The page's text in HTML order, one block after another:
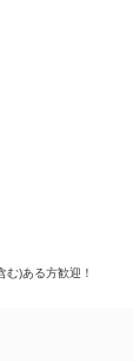
)ある方歓迎！